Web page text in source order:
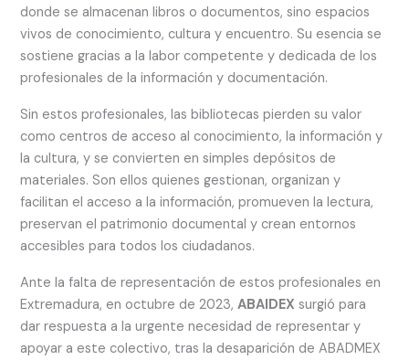
donde se almacenan libros o documentos, sino espacios
vivos de conocimiento, cultura y encuentro. Su esencia se
sostiene gracias a la labor competente y dedicada de los
profesionales de la información y documentación.
Sin estos profesionales, las bibliotecas pierden su valor
como centros de acceso al conocimiento, la información y
la cultura, y se convierten en simples depósitos de
materiales. Son ellos quienes gestionan, organizan y
facilitan el acceso a la información, promueven la lectura,
preservan el patrimonio documental y crean entornos
accesibles para todos los ciudadanos.
Ante la falta de representación de estos profesionales en
Extremadura, en octubre de 2023,ABAIDEX surgió para
dar respuesta a la urgente necesidad de representar y
apoyar a este colectivo, tras la desaparición de ABADMEX